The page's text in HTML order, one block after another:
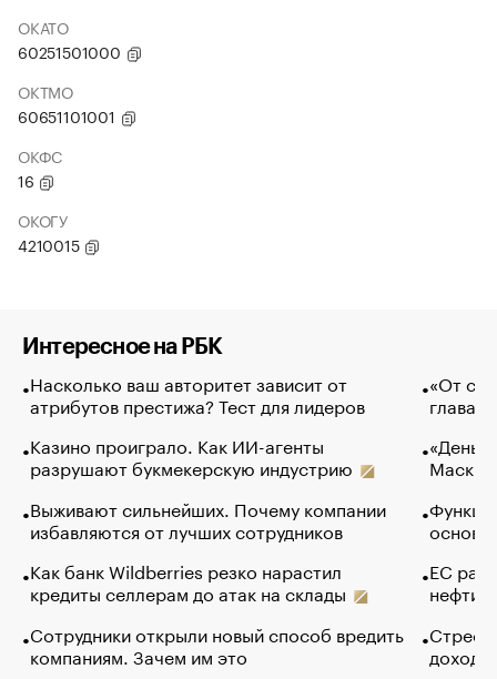
ОКАТО
60251501000
ОКТМО
60651101001
ОКФС
16
ОКОГУ
4210015
Интересное на РБК
Насколько ваш авторитет зависит от
атрибутов престижа? Тест для лидеров
Казино проиграло. Как ИИ-агенты
разрушают букмекерскую индустрию
Выживают сильнейших. Почему компании
избавляются от лучших сотрудников
Как банк Wildberries резко нарастил
кредиты селлерам до атак на склады
Сотрудники открыли новый способ вредить
компаниям. Зачем им это
«От
глава
Маск в
основ
ЕС
нефти